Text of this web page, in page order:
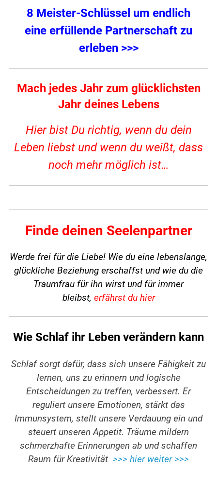
8 Meister-Schlüssel um endlich
eine erfüllende Partnerschaft zu
erleben >>>
Mach jedes Jahr zum glücklichsten
Jahr deines Lebens
Hier bist Du richtig, wenn du dein
Leben liebst und wenn du weißt, dass
noch mehr möglich ist…
Finde deinen Seelenpartner
Werde frei für die Liebe! Wie du eine lebenslange,
glückliche Beziehung erschaffst und wie du die
Traumfrau für ihn wirst und für immer
bleibst, erfährst du hier
Wie Schlaf ihr Leben verändern kann
Schlaf sorgt dafür, dass sich unsere Fähigkeit zu
lernen, uns zu erinnern und logische
Entscheidungen zu treffen, verbessert. Er
reguliert unsere Emotionen, stärkt das
Immunsystem, stellt unsere Verdauung ein und
steuert unseren Appetit. Träume mildern
schmerzhafte Erinnerungen ab und schaffen
Raum für Kreativität >>> hier weiter >>>